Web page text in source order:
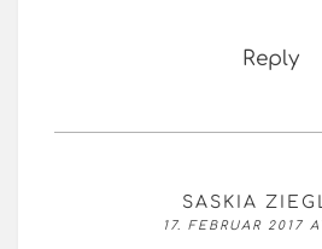
Reply
SASKIA
17. FEBRUAR 2017